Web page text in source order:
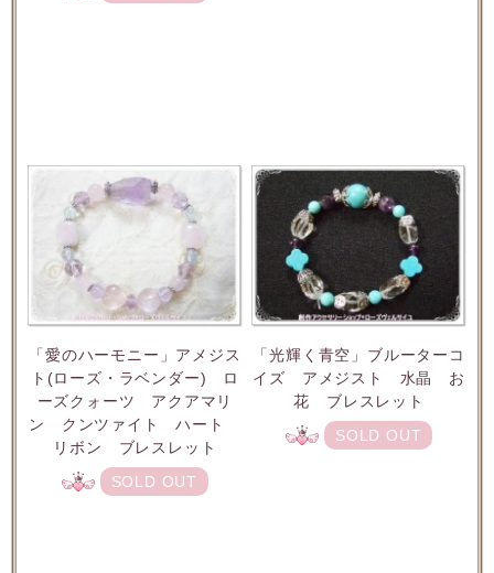
「愛のハーモニー」アメジス
ト(ローズ・ラベンダー) ロ
ーズクォーツ アクアマリ
ン クンツァイト ハート
リボン ブレスレット
SOLD OUT
「光輝く青空」ブルーターコ
イズ アメジスト 水晶 お
花 ブレスレット
SOLD OUT